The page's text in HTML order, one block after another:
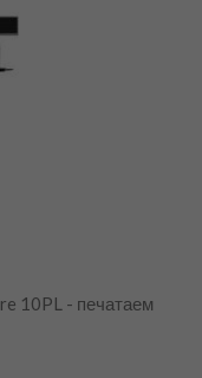
10PL - печатаем